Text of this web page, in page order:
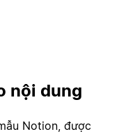
nội dung
Notion, được